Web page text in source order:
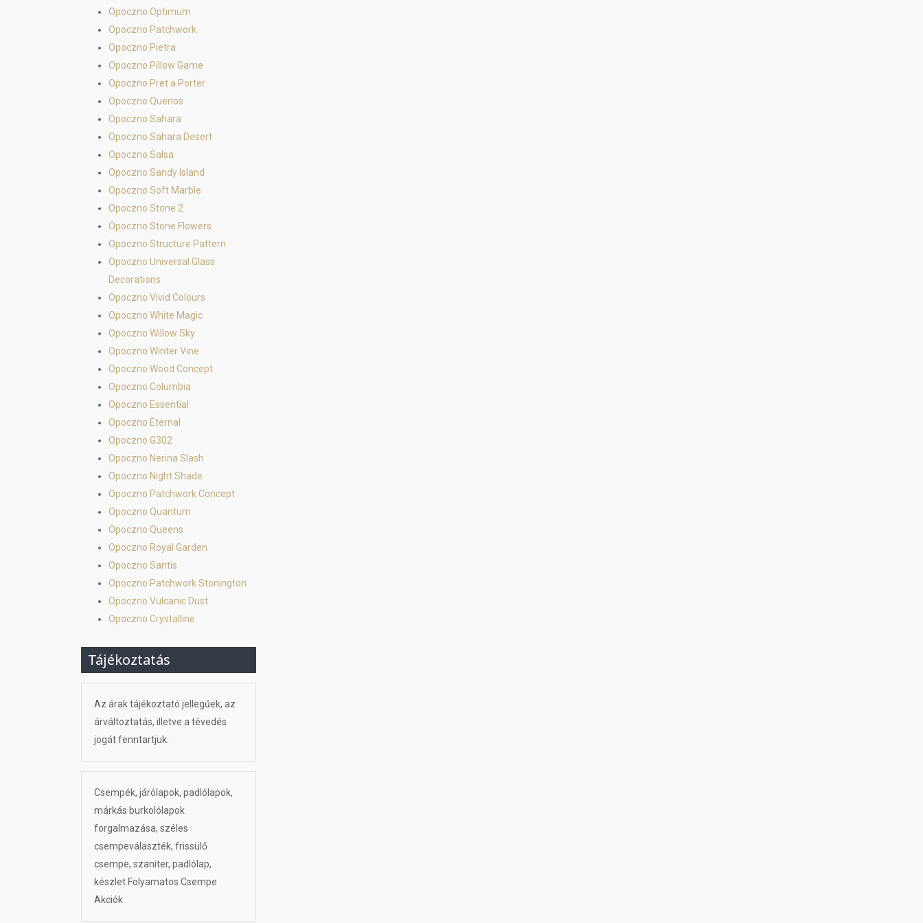
Opoczno Optimum
Opoczno Patchwork
Opoczno Pietra
Opoczno Pillow Game
Opoczno Pret a Porter
Opoczno Quenos
Opoczno Sahara
Opoczno Sahara Desert
Opoczno Salsa
Opoczno Sandy Island
Opoczno Soft Marble
Opoczno Stone 2
Opoczno Stone Flowers
Opoczno Structure Pattern
Opoczno Universal Glass
Decorations
Opoczno Vivid Colours
Opoczno White Magic
Opoczno Willow Sky
Opoczno Winter Vine
Opoczno Wood Concept
Opoczno Columbia
Opoczno Essential
Opoczno Eternal
Opoczno G302
Opoczno Nerina Slash
Opoczno Night Shade
Opoczno Patchwork Concept
Opoczno Quantum
Opoczno Queens
Opoczno Royal Garden
Opoczno Santis
Opoczno Patchwork Stonington
Opoczno Vulcanic Dust
Opoczno Crystalline
Tájékoztatás
Az árak tájékoztató jellegűek, az
árváltoztatás, illetve a tévedés
jogát fenntartjuk.
Csempék, járólapok, padlólapok,
márkás burkolólapok
forgalmazása, széles
csempeválaszték, frissülő
csempe, szaniter, padlólap,
készlet Folyamatos Csempe
Akciók